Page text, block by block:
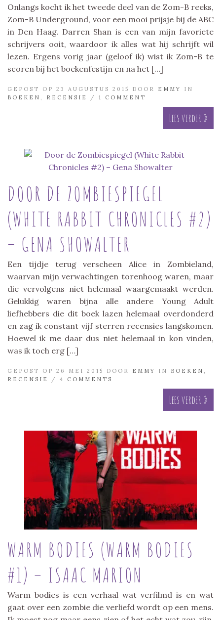
Onlangs kocht ik het tweede deel van de Zom-B reeks,
Zom-B Underground, voor een mooi prijsje bij de ABC
in Den Haag. Darren Shan is een van mijn favoriete
schrijvers ooit, waardoor ik alles wat hij schrijft wil
lezen. Ergens vorig jaar (geloof ik) wist ik Zom-B te
scoren bij het boekenfestijn en na het […]
GEPOST OP 23 AUGUSTUS 2015 DOOR EMMY
IN
BOEKEN
RECENSIE / 1 COMMENT
Lees verder »
DOOR DE ZOMBIESPIEGEL
(WHITE RABBIT CHRONICLES #2)
– GENA SHOWALTER
Een tijdje terug verscheen Alice in Zombieland,
waarvan mijn verwachtingen torenhoog waren, maar
die vervolgens niet helemaal waargemaakt werden.
Gelukkig waren bijna alle andere Young Adult
liefhebbers die dit boek lazen helemaal overdonderd
en zag ik constant vijf sterren recensies langskomen.
Hoewel ik me daar dus niet helemaal in kon vinden,
was ik toch erg […]
GEPOST OP 26 MEI 2015 DOOR EMMY IN BOEKEN
RECENSIE
/ 4 COMMENTS
Lees verder »
WARM BODIES (WARM BODIES
#1) – ISAAC MARION
Warm bodies is een verhaal wat verfilmd is en wat
gaat over een zombie die verliefd wordt op een mens.